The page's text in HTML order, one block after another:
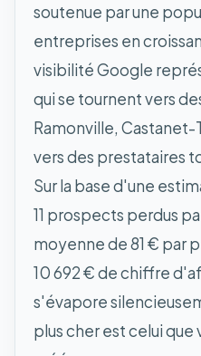
soutenue par une
entreprises en
visibilité Google
qui se tournent vers
Ramonville,
vers des prestataires
Sur la base d'une
11 prospects perdus
moyenne de 81 € par
10 692 € de chiffre
s'évapore
plus cher est celui que